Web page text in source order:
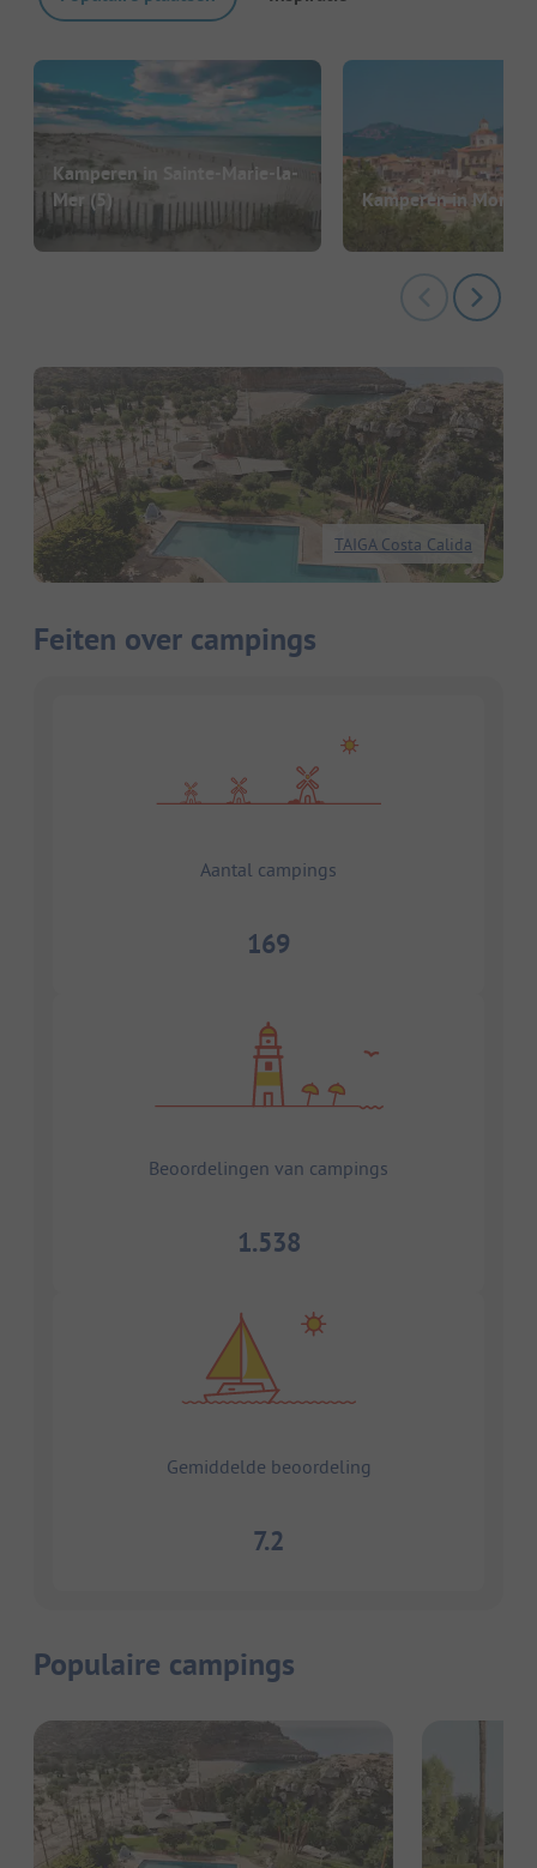
Kamperen in Sainte-Marie-la-
Mer (5) Kamperen in
TAIGA Costa Calida
Feiten over campings
Aantal campings
169
Beoordelingen van campings
1.538
Gemiddelde beoordeling
7.2
Populaire campings